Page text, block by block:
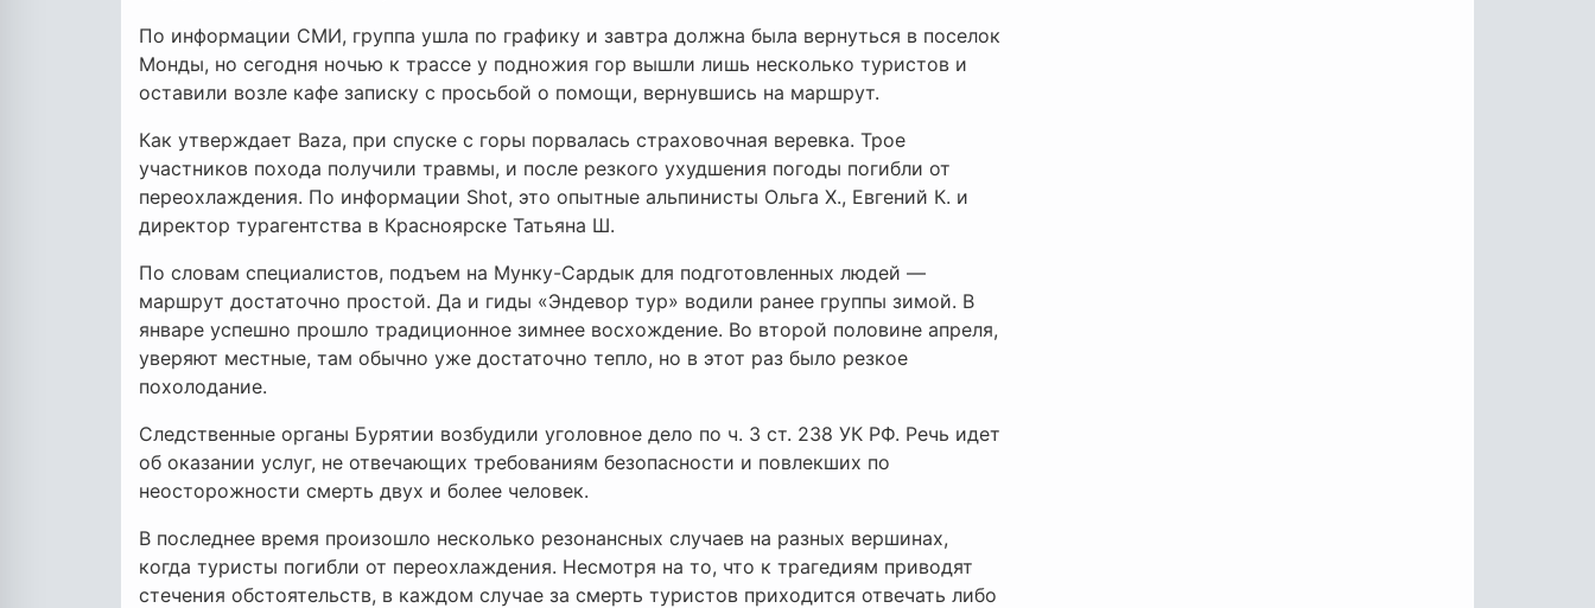
По информации СМИ, группа ушла по графику и завтра должна была вернуться в поселок
Монды, но сегодня ночью к трассе у подножия гор вышли лишь несколько туристов и
оставили возле кафе записку с просьбой о помощи, вернувшись на маршрут.
Как утверждает Baza, при спуске с горы порвалась страховочная веревка. Трое
участников похода получили травмы, и после резкого ухудшения погоды погибли от
переохлаждения. По информации Shot, это опытные альпинисты Ольга Х., Евгений К. и
директор турагентства в Красноярске Татьяна Ш.
По словам специалистов, подъем на Мунку-Сардык для подготовленных людей —
маршрут достаточно простой. Да и гиды «Эндевор тур» водили ранее группы зимой. В
январе успешно прошло традиционное зимнее восхождение. Во второй половине апреля,
уверяют местные, там обычно уже достаточно тепло, но в этот раз было резкое
похолодание.
Следственные органы Бурятии возбудили уголовное дело по ч. 3 ст. 238 УК РФ. Речь идет
об оказании услуг, не отвечающих требованиям безопасности и повлекших по
неосторожности смерть двух и более человек.
В последнее время произошло несколько резонансных случаев на разных вершинах,
когда туристы погибли от переохлаждения. Несмотря на то, что к трагедиям приводят
стечения обстоятельств, в каждом случае за смерть туристов приходится отвечать либо